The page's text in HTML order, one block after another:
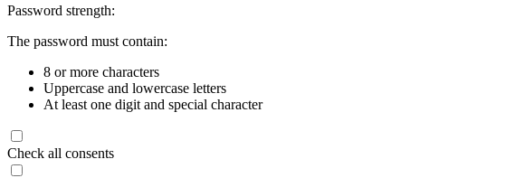
Password strength:
The password must contain:
8 or more characters
Uppercase and lowercase letters
At least one digit and special character
Check all consents